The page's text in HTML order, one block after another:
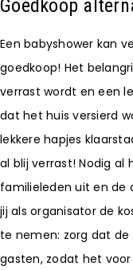
Goedkoop
Een babyshower kan
goedkoop! Het
verrast wordt en een
dat het huis versierd
lekkere hapjes
al blij verrast! Nodig al
familieleden uit en de
jij als organisator de
te nemen: zorg dat
gasten, zodat het